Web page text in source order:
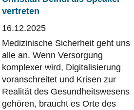
vertreten
16.12.2025
Medizinische Sicherheit geht uns
alle an. Wenn Versorgung
komplexer wird, Digitalisierung
voranschreitet und Krisen zur
Realität des Gesundheitswesens
gehören, braucht es Orte des